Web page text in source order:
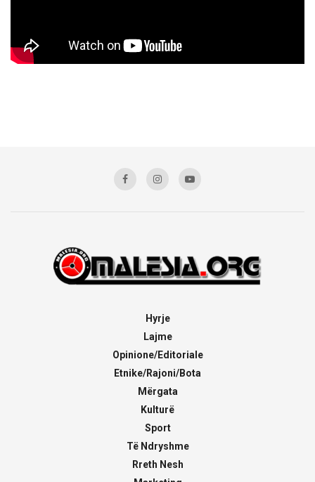
Hyrje
Lajme
Opinione/Editoriale
Etnike/Rajoni/Bota
Mërgata
Kulturë
Sport
Të Ndryshme
Rreth Nesh